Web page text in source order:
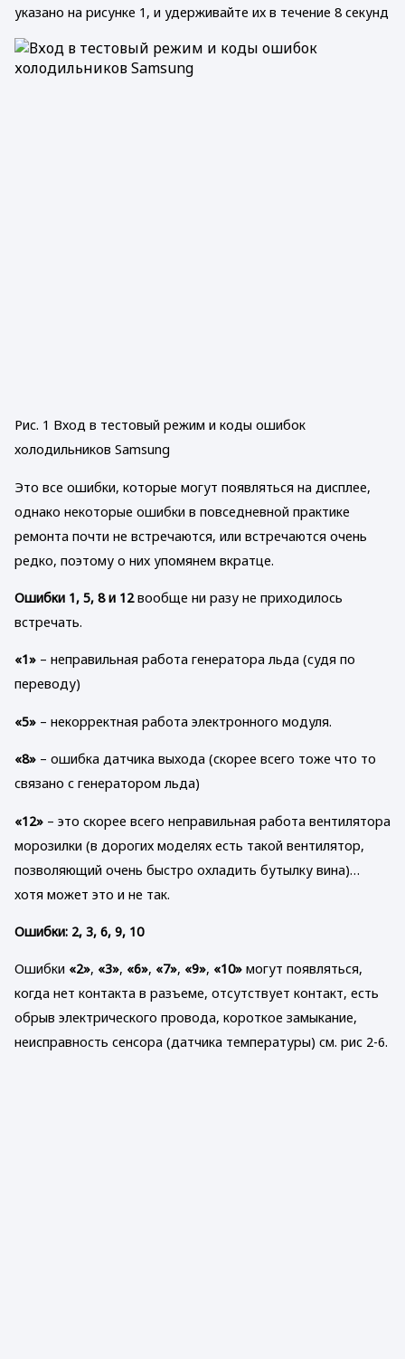
указано на рисунке 1, и удерживайте их в течение 8 секунд
Рис. 1 Вход в тестовый режим и коды ошибок
холодильников Samsung
Это все ошибки, которые могут появляться на дисплее,
однако некоторые ошибки в повседневной практике
ремонта почти не встречаются, или встречаются очень
редко, поэтому о них упомянем вкратце.
Ошибки 1, 5, 8 и 12вообще ни разу не приходилось
встречать.
«1» – неправильная работа генератора льда (судя по
переводу)
«5» – некорректная работа электронного модуля.
«8» – ошибка датчика выхода (скорее всего тоже что то
связано с генератором льда)
«12» – это скорее всего неправильная работа вентилятора
морозилки (в дорогих моделях есть такой вентилятор,
позволяющий очень быстро охладить бутылку вина)…
хотя может это и не так.
Ошибки: 2, 3, 6, 9, 10
Ошибки «2», «3», «6», «7», «9», «10» могут появляться,
когда нет контакта в разъеме, отсутствует контакт, есть
обрыв электрического провода, короткое замыкание,
неисправность сенсора (датчика температуры) см. рис 2-6.